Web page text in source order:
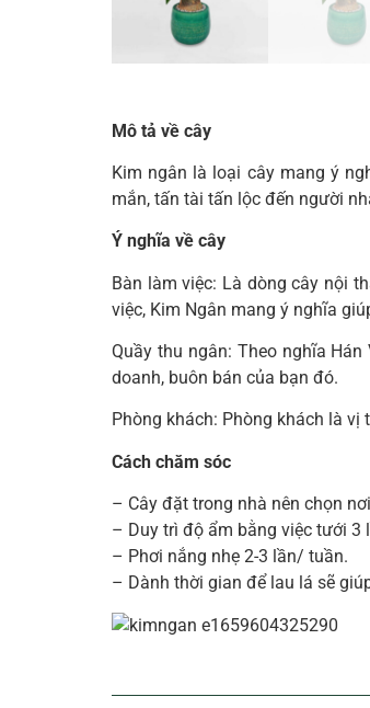
Mô tả về cây
Kim ngân là loại cây mang ý
mắn, tấn tài tấn lộc đến người
Ý nghĩa về cây
Bàn làm việc: Là dòng cây nội
việc, Kim Ngân mang ý nghĩa
Quầy thu ngân: Theo nghĩa
doanh, buôn bán của bạn đó.
Phòng khách: Phòng khách là
Cách chăm sóc
– Cây đặt trong nhà nên chọn
– Duy trì độ ẩm bằng việc tưới
– Phơi nắng nhẹ 2-3 lần/ tuần.
– Dành thời gian để lau lá sẽ